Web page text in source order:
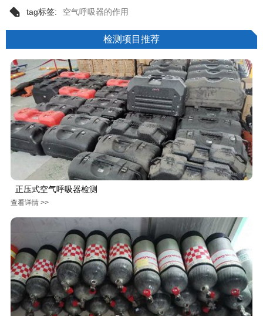
tag标签: 空气呼吸器的作用
检测项目推荐
正压式空气呼吸器检测
查看详情 >>